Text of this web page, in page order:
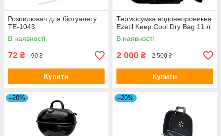
Розпилювач для біотуалету
ТЕ-1043
В наявності
72 ₴ 90 ₴
Купити
Термосумка водонепроникна
Ezetil Keep Cool Dry Вag 11 л
В наявності
2 000 ₴ 2 500 ₴
Купити
–20% –20%